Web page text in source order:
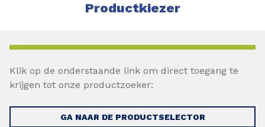
Productkiezer
Klik op de onderstaande link om direct toegang te
krijgen tot onze productzoeker:
GA NAAR DE PRODUCTSELECTOR